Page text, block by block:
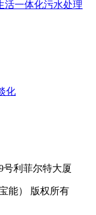
活一体化污水处理
化
利菲尔特大厦
能） 版权所有